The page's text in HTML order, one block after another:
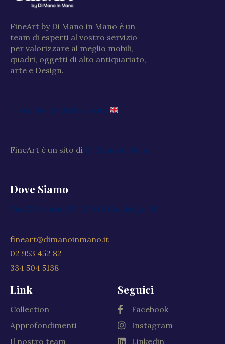
FineArt by Di Mano in Mano è un
team di esperti al vostro servizio
per valorizzare al meglio mobili,
quadri, oggetti di alto antiquariato,
arte e Design.
Go to the English website
FineArt è un sito di Di Mano in Mano
Dove Siamo
Via XXV Aprile, 59, 20040 Cambiago MI
fineart@dimanoinmano.it
02 953 452 82
334 504 5138
Link
Collection
Approfondimenti
Il nostro team
Seguici
Facebook
Instagram
Linkedin